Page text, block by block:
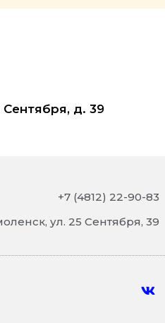
Сентября, д. 39
+7 (4812) 22-90-83
ул. 25 Сентября, 39